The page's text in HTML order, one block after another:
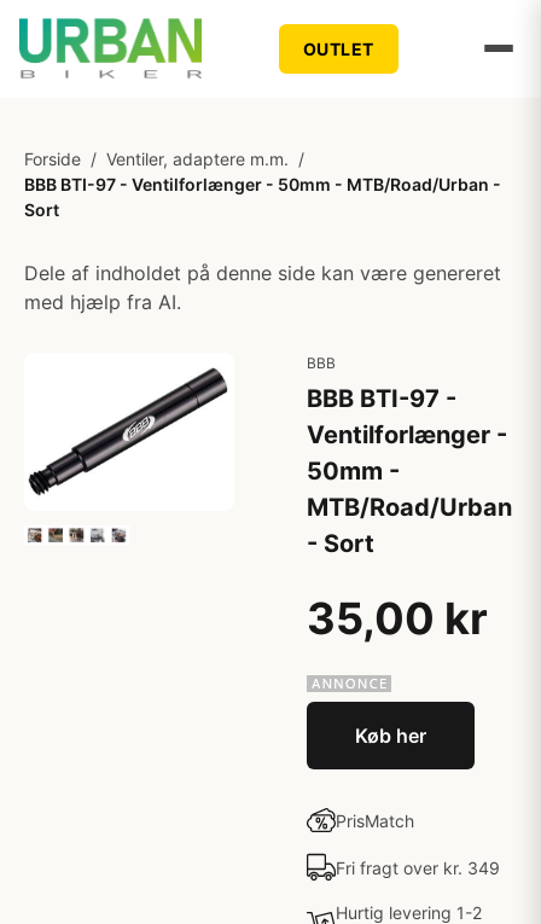
OUTLET
Forside / Ventiler, adaptere m.m. /
BBB BTI-97 - Ventilforlænger - 50mm - MTB/Road/Urban -
Sort
Dele af indholdet på denne side kan være genereret
med hjælp fra AI.
BBB
BBB BTI-97 -
Ventilforlænger -
50mm -
MTB/Road/Urban
- Sort
35,00 kr
Køb her
PrisMatch
Fri fragt over kr. 349
Hurtig levering 1-2